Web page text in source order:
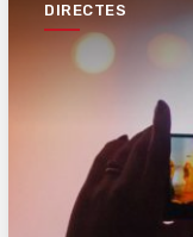
DIRECTES